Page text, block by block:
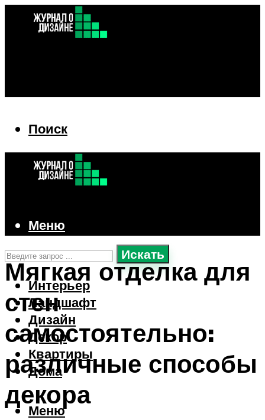
Поиск
Искать
Интерьер
Ландшафт
Дизайн
Декор
Квартиры
Дома
Меню
Меню
Мягкая отделка для
стен
самостоятельно:
различные способы
декора